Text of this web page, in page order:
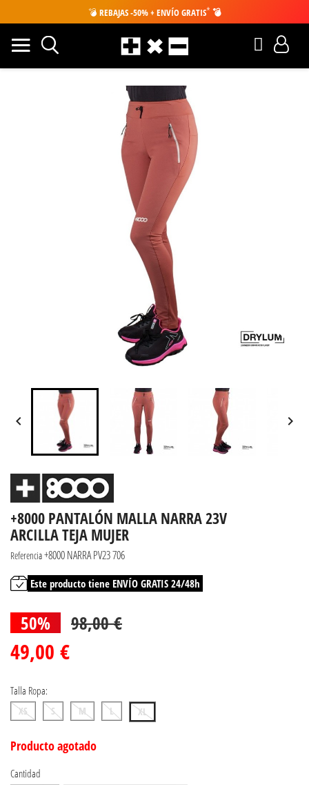
💣 REBAJAS -50% + ENVÍO GRATIS* 💣
 
+8000 PANTALÓN MALLA NARRA 23V
ARCILLA TEJA MUJER
Referencia+8000 NARRA PV23 706
Este producto tiene ENVÍO GRATIS 24/48h
50% 98,00 €
49,00 €
Talla Ropa:
XS S M L XL
Producto agotado
Cantidad